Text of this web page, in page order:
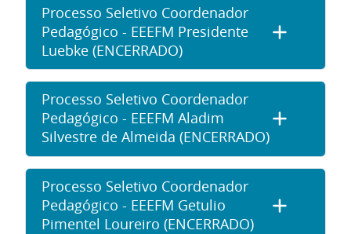
Processo Seletivo Coordenador
Pedagógico - EEEFM Presidente
Luebke (ENCERRADO)
Processo Seletivo Coordenador
Pedagógico - EEEFM Aladim
Silvestre de Almeida (ENCERRADO)
Processo Seletivo Coordenador
Pedagógico - EEEFM Getulio
Pimentel Loureiro (ENCERRADO)